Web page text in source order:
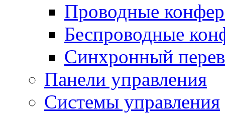
Проводные
Беспроводные
Синхронный
Панели управления
Системы управления